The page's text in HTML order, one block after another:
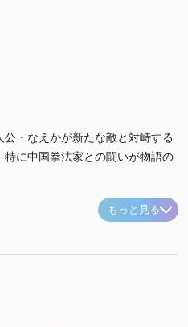
・なえかが新たな敵と対峙する
に中国拳法家との闘いが物語の
もっと見る